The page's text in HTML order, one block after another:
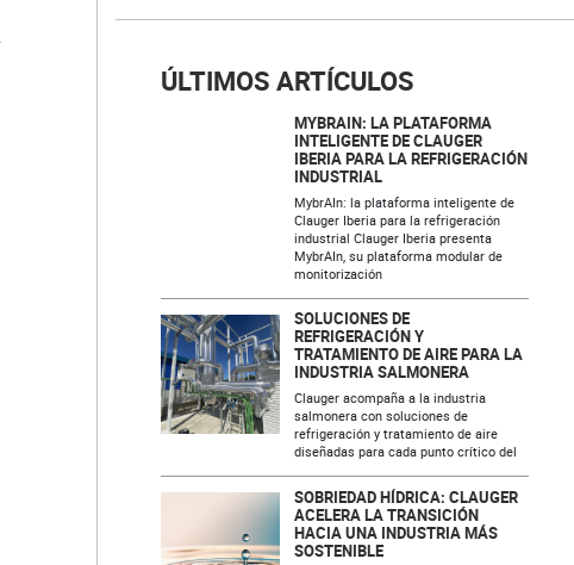
ÚLTIMOS ARTÍCULOS
MYBRAIN: LA PLATAFORMA
INTELIGENTE DE CLAUGER
IBERIA PARA LA REFRIGERACIÓN
INDUSTRIAL
MybrAIn: la plataforma inteligente de
Clauger Iberia para la refrigeración
industrial Clauger Iberia presenta
MybrAIn, su plataforma modular de
monitorización
SOLUCIONES DE
REFRIGERACIÓN Y
TRATAMIENTO DE AIRE PARA LA
INDUSTRIA SALMONERA
Clauger acompaña a la industria
salmonera con soluciones de
refrigeración y tratamiento de aire
diseñadas para cada punto crítico del
SOBRIEDAD HÍDRICA: CLAUGER
ACELERA LA TRANSICIÓN
HACIA UNA INDUSTRIA MÁS
SOSTENIBLE